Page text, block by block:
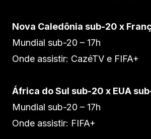
Nova Caledônia sub-20 x
Mundial sub-20 – 17h
Onde assistir: CazéTV e FIFA+
África do Sul sub-20 x EUA
Mundial sub-20 – 17h
Onde assistir: FIFA+